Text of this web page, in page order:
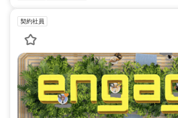
契約社員